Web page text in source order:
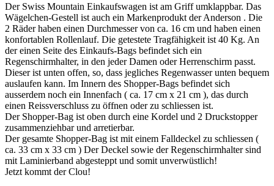
Der Swiss Mountain Einkaufswagen ist am Griff umklappbar. Das
Wägelchen-Gestell ist auch ein Markenprodukt der Anderson . Die
2 Räder haben einen Durchmesser von ca. 16 cm und haben einen
konfortablen Rollenlauf. Die getestete Tragfähigkeit ist 40 Kg. An
der einen Seite des Einkaufs-Bags befindet sich ein
Regenschirmhalter, in den jeder Damen oder Herrenschirm passt.
Dieser ist unten offen, so, dass jegliches Regenwasser unten bequem
auslaufen kann. Im Innern des Shopper-Bags befindet sich
ausserdem noch ein Innenfach ( ca. 17 cm x 21 cm ), das durch
einen Reissverschluss zu öffnen oder zu schliessen ist.
Der Shopper-Bag ist oben durch eine Kordel und 2 Druckstopper
zusammenziehbar und arretierbar.
Der gesamte Shopper-Bag ist mit einem Falldeckel zu schliessen (
ca. 33 cm x 33 cm ) Der Deckel sowie der Regenschirmhalter sind
mit Laminierband abgesteppt und somit unverwüstlich!
Jetzt kommt der Clou!